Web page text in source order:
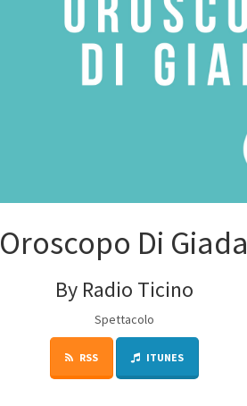
Oroscopo Di Giada
By Radio Ticino
Spettacolo
RSS ITUNES